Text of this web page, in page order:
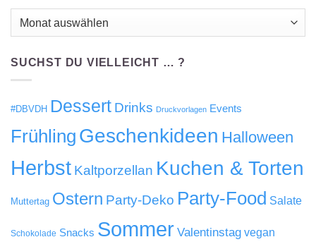
Bisher
SUCHST DU VIELLEICHT … ?
#DBVDH Dessert Drinks Druckvorlagen Events
Frühling Geschenkideen Halloween
Herbst Kaltporzellan Kuchen & Torten
Muttertag Ostern Party-Deko Party-Food Salate
Schokolade Snacks Sommer Valentinstag vegan